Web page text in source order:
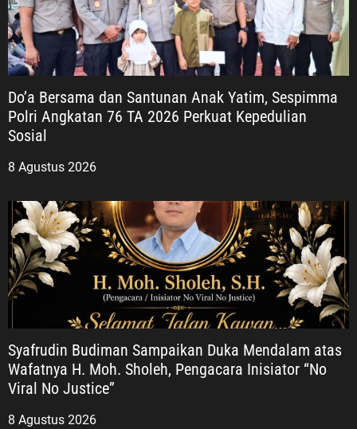
Do’a Bersama dan Santunan Anak Yatim, Sespimma
Polri Angkatan 76 TA 2026 Perkuat Kepedulian
Sosial
8 Agustus 2026
Syafrudin Budiman Sampaikan Duka Mendalam atas
Wafatnya H. Moh. Sholeh, Pengacara Inisiator “No
Viral No Justice”
8 Agustus 2026